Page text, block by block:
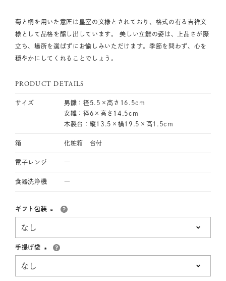
菊と桐を用いた意匠は皇室の文様とされており、格式の有る吉祥文
様として品格を醸し出しています。 美しい立雛の姿は、上品さが際
立ち、場所を選ばずにお愉しみいただけます。季節を問わず、心を
穏やかにしてくれることでしょう。
PRODUCT DETAILS
サイズ
男雛：径5.5×高さ16.5cm
女雛：径6×高さ14.5cm
木製台：縦13.5×横19.5×高1.5cm
箱 化粧箱 台付
電子レンジ ―
食器洗浄機 ―
ギフト包装
手提げ袋